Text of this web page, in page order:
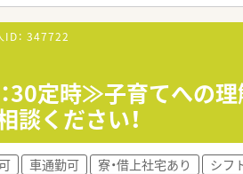
より指導を受けて頂きます。
、その後も段階的な研修が用意され
スズケングループの地場大手チェ
、人々が笑顔になれる薬局を目指
舗の薬局を展開する法人です。
等かつ上質な医療を受けることが
： 347722
：30定時≫子育てへ
談ください！
車通勤可 寮・借上社宅あり シフ